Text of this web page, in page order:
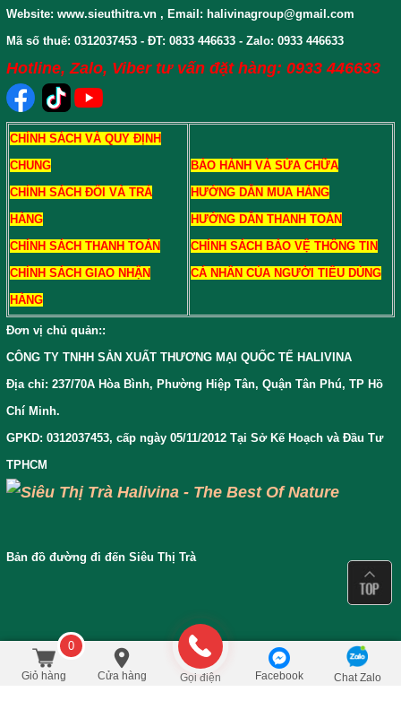
1.210.000 850.000 /Cái Đặt mua
Website: www.sieuthitra.vn , Email: halivinagroup@gmail.com
Mã số thuế: 0312037453 - ĐT: 0833 446633 - Zalo: 0933 446633
Hotline, Zalo, Viber tư vấn đặt hàng: 0933 446633
CHÍNH SÁCH VÀ QUY ĐỊNH
CHUNG
CHÍNH SÁCH ĐỔI VÀ TRẢ
HÀNG
CHÍNH SÁCH THANH TOÁN
CHÍNH SÁCH GIAO NHẬN
HÀNG
BẢO HÀNH VÀ SỬA CHỮA
HƯỚNG DẪN MUA HÀNG
HƯỚNG DẪN THANH TOÁN
CHÍNH SÁCH BẢO VỆ THÔNG TIN
CÁ NHÂN CỦA NGƯỜI TIÊU DÙNG
Đơn vị chủ quản::
CÔNG TY TNHH SẢN XUẤT THƯƠNG MẠI QUỐC TẾ HALIVINA
Địa chỉ: 237/70A Hòa Bình, Phường Hiệp Tân, Quận Tân Phú, TP Hồ
Chí Minh.
GPKD: 0312037453, cấp ngày 05/11/2012 Tại Sở Kế Hoạch và Đầu Tư
TPHCM
Bản đồ đường đi đến Siêu Thị Trà
0
Giỏ hàng Cửa hàng Gọi điện Facebook Chat Zalo